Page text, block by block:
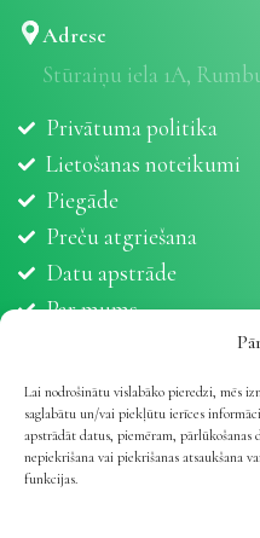
Lai nodrošinātu vislabāko pieredzi, mēs
saglabātu un/vai piekļūtu ierīces
apstrādāt datus, piemēram,
nepiekrišana vai piekrišanas atsaukšana
funkcijas.
Adrese
Stūraiņu iela 1A,
Privātuma politika
Lietošanas noteikumi
Piegāde
Preču atgriešana
Datu apstrāde
Par mums
Sīkdatnes